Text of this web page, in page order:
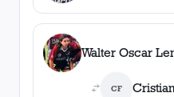
Walter Oscar
CF